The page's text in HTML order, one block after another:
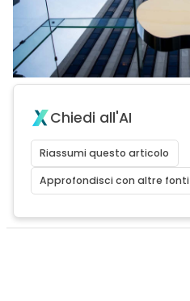
Chiedi all'AI
Riassumi questo articolo
Approfondisci con altre fonti